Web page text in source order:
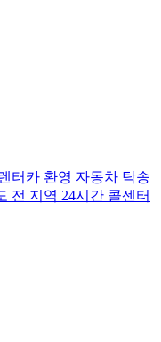
터카 환영 자동차 탁송
전 지역 24시간 콜센터